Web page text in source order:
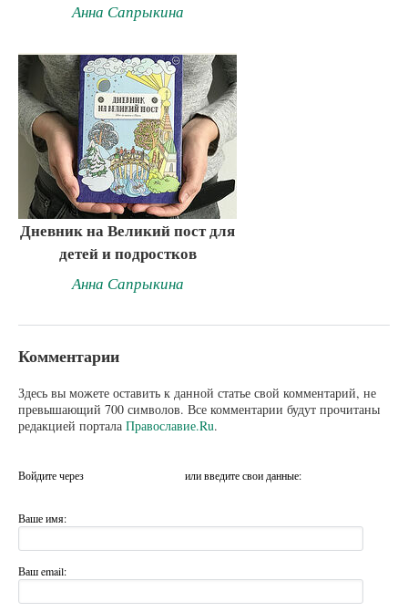
Анна Сапрыкина
Дневник на Великий пост для
детей и подростков
Анна Сапрыкина
Комментарии
Здесь вы можете оставить к данной статье свой комментарий, не
превышающий 700 символов. Все комментарии будут прочитаны
редакцией портала Православие.Ru.
Войдите через или введите свои данные:
Ваше имя:
Ваш email: